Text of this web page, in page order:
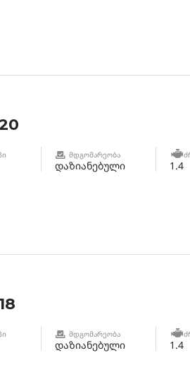
ᲛᲓᲒᲝᲛᲐᲠᲔᲝᲑᲐ
დაზიანებული 1.4
ᲛᲓᲒᲝᲛᲐᲠᲔᲝᲑᲐ
დაზიანებული 1.4